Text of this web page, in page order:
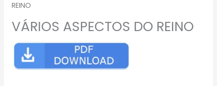
REINO
VÁRIOS ASPECTOS DO REINO